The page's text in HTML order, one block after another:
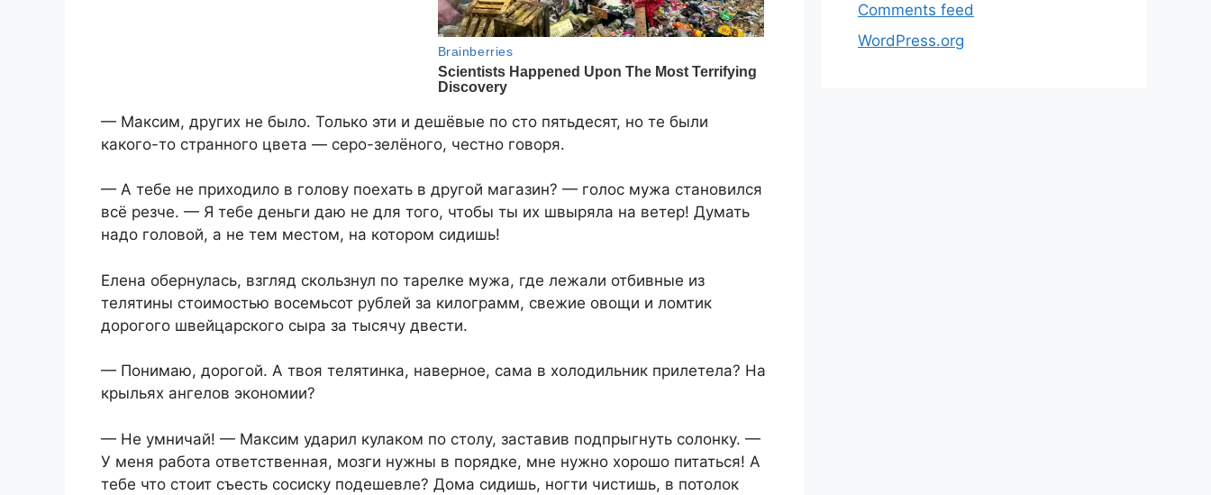
— Максим, других не было. Только эти и дешёвые по сто пятьдесят, но те были
какого-то странного цвета — серо-зелёного, честно говоря.
— А тебе не приходило в голову поехать в другой магазин? — голос мужа становился
всё резче. — Я тебе деньги даю не для того, чтобы ты их швыряла на ветер! Думать
надо головой, а не тем местом, на котором сидишь!
Елена обернулась, взгляд скользнул по тарелке мужа, где лежали отбивные из
телятины стоимостью восемьсот рублей за килограмм, свежие овощи и ломтик
дорогого швейцарского сыра за тысячу двести.
— Понимаю, дорогой. А твоя телятинка, наверное, сама в холодильник прилетела? На
крыльях ангелов экономии?
— Не умничай! — Максим ударил кулаком по столу, заставив подпрыгнуть солонку. —
У меня работа ответственная, мозги нужны в порядке, мне нужно хорошо питаться! А
тебе что стоит съесть сосиску подешевле? Дома сидишь, ногти чистишь, в потолок
Comments feed
WordPress.org